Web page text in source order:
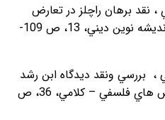
نقد برهان راچلز در تعارض
وحي وپرستش وعمل اخلاقي، انديشه نوين ديني، 13، ص 109-
، بررسي ونقد ديدگاه ابن رشد
درچگونگي ضروت نبوت، پژوهش هاي فلسفي – کلامي، 36، ص